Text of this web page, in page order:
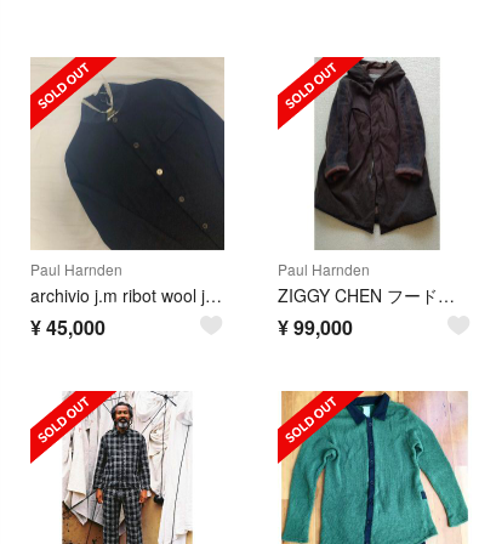
Paul Harnden
archivio j.m ribot wool jacket
¥45,000
Paul Harnden
ZIGGY CHEN フードコート
¥99,000